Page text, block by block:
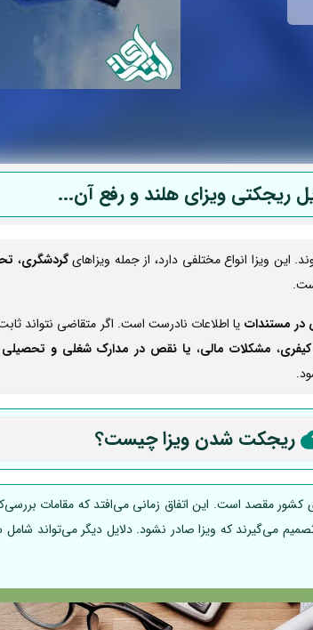
ریجکتی ویزای هلند و رفع آن...
این ویزا انواع مختلفی دارد، از جمله ویزاهایگردشگری،
مستندات یا اطلاعات نادرست است. اگر متقاضی نتواند
، مشکلات مالی، یا نقص در مدارک شغلی و
ریجکت شدن ویزا چیست؟
مقصد است. این اتفاق زمانی می‌افتد که مقامات
می‌گیرند که ویزا صادر نشود. دلایل دیگر می‌تواند شامل